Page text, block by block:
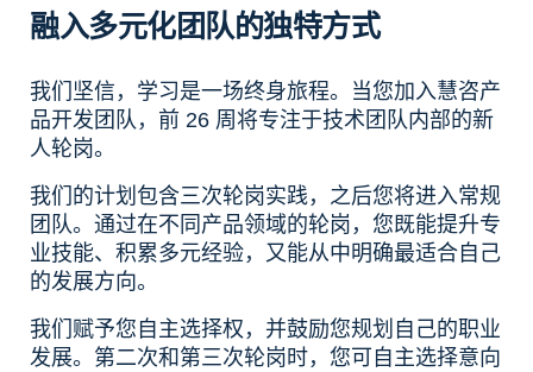
融入多元化团队的独特方式
我们坚信，学习是一场终身旅程。当您加入慧咨产
品开发团队，前 26 周将专注于技术团队内部的新
人轮岗。
我们的计划包含三次轮岗实践，之后您将进入常规
团队。通过在不同产品领域的轮岗，您既能提升专
业技能、积累多元经验，又能从中明确最适合自己
的发展方向。
我们赋予您自主选择权，并鼓励您规划自己的职业
发展。第二次和第三次轮岗时，您可自主选择意向